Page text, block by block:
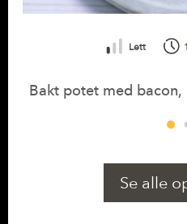
Lett
Bakt potet med
Se alle